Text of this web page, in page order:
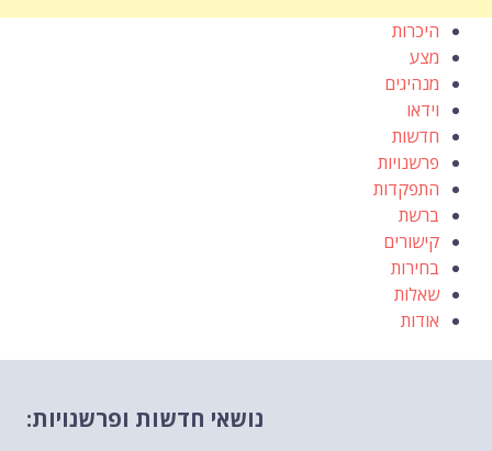
היכרות
מצע
מנהיגים
וידאו
חדשות
פרשנויות
התפקדות
ברשת
קישורים
בחירות
שאלות
אודות
נושאי חדשות ופרשנויות: